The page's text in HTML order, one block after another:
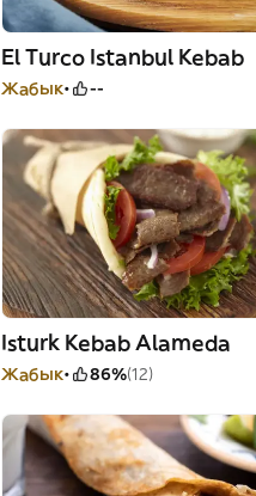
El Turco Istanbul Kebab
Жабык --
Isturk Kebab Alameda
Жабык 86%(12)